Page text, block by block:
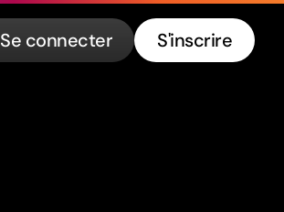
Se connecter S'inscrire